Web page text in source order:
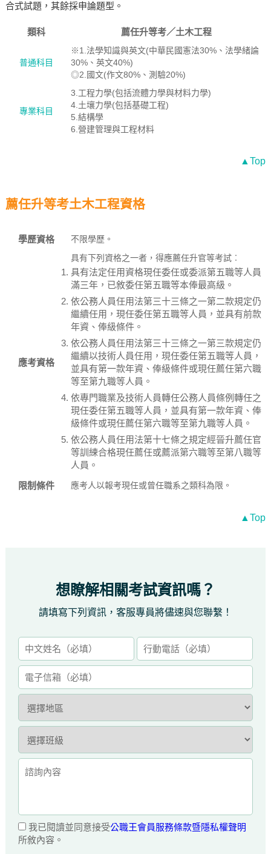
合式試題，其餘採申論題型。
類科 薦任升等考／土木工程
普通科目
※1.法學知識與英文(中華民國憲法30%、法學緒論
30%、英文40%)
◎2.國文(作文80%、測驗20%)
專業科目
3.工程力學(包括流體力學與材料力學)
4.土壤力學(包括基礎工程)
5.結構學
6.營建管理與工程材料
▲Top
薦任升等考土木工程資格
學歷資格 不限學歷。
應考資格
具有下列資格之一者，得應薦任升官等考試︰
具有法定任用資格現任委任或委派第五職等人員
滿三年，已敘委任第五職等本俸最高級。
依公務人員任用法第三十三條之一第二款規定仍
繼續任用，現任委任第五職等人員，並具有前款
年資、俸級條件。
依公務人員任用法第三十三條之一第三款規定仍
繼續以技術人員任用，現任委任第五職等人員，
並具有第一款年資、俸級條件或現任薦任第六職
等至第九職等人員。
依專門職業及技術人員轉任公務人員條例轉任之
現任委任第五職等人員，並具有第一款年資、俸
級條件或現任薦任第六職等至第九職等人員。
依公務人員任用法第十七條之規定經晉升薦任官
等訓練合格現任薦任或薦派第六職等至第八職等
人員。
限制條件
應考人以報考現任或曾任職系之類科為限。
▲Top
想瞭解相關考試資訊嗎？
請填寫下列資訊，客服專員將儘速與您聯繫！
我已閱讀並同意接受公職王會員服務條款暨隱私權聲明
所敘內容。